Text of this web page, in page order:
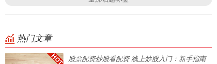
热门文章
股票配资炒股看配资 线上炒股入门：新手指南